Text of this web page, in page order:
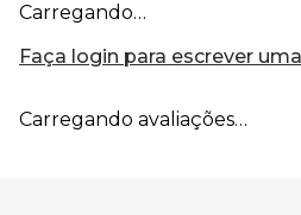
Carregando…
Faça login para escrever
Carregando avaliações…